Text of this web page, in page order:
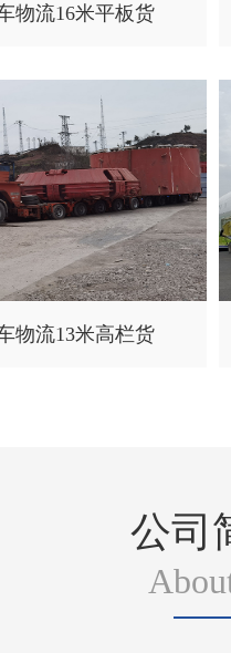
物流16米平板货
物流13米高栏货
公司